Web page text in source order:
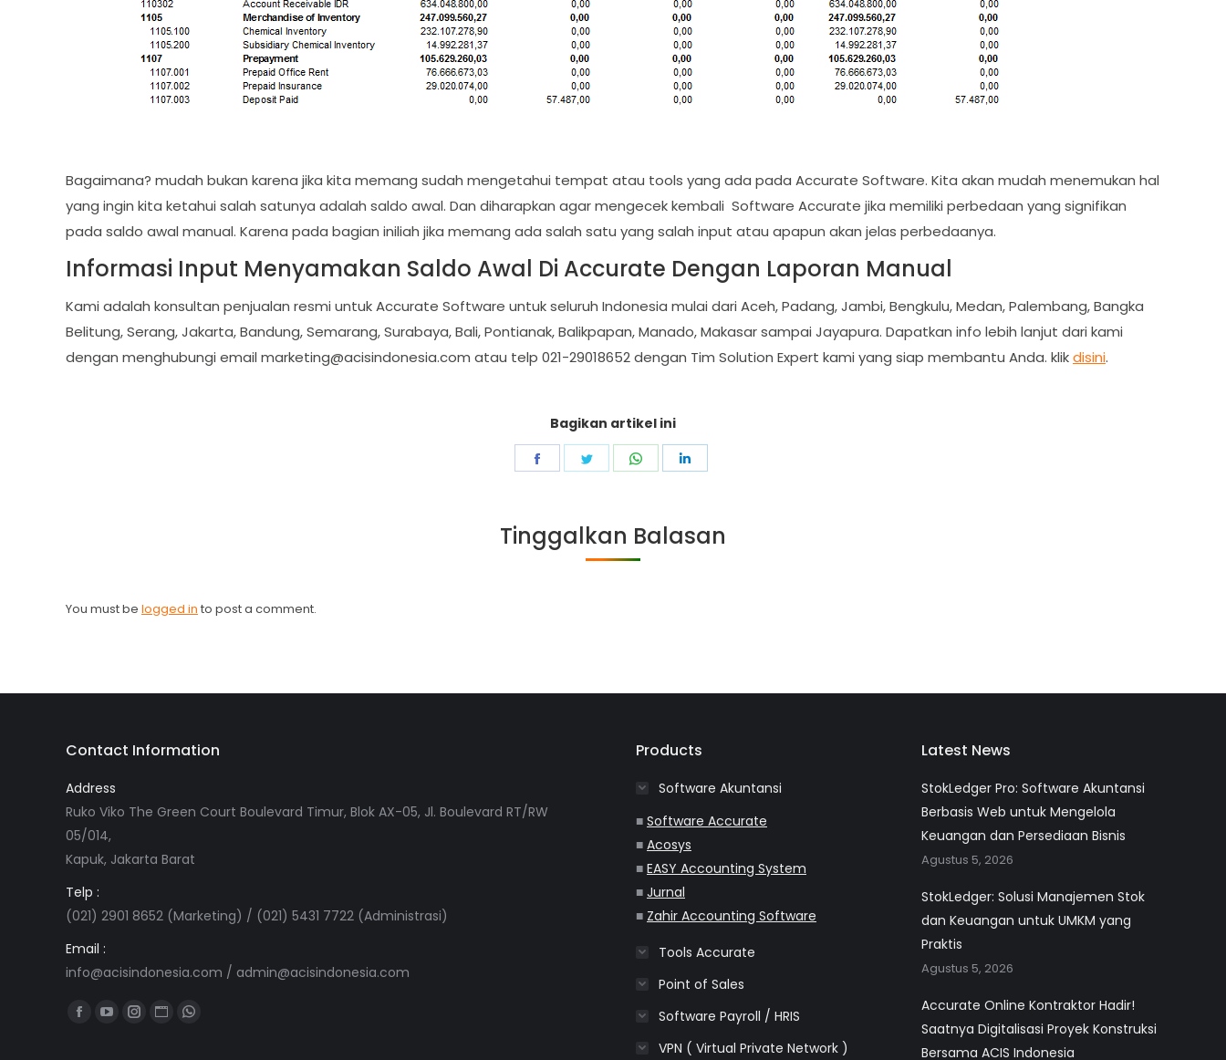
Bagaimana? mudah bukan karena jika kita memang sudah mengetahui tempat atau tools yang ada pada Accurate Software. Kita akan mudah menemukan hal
yang ingin kita ketahui salah satunya adalah saldo awal. Dan diharapkan agar mengecek kembali Software Accurate jika memiliki perbedaan yang signifikan
pada saldo awal manual. Karena pada bagian iniliah jika memang ada salah satu yang salah input atau apapun akan jelas perbedaanya.
Informasi Input Menyamakan Saldo Awal Di Accurate Dengan Laporan Manual
Kami adalah konsultan penjualan resmi untuk Accurate Software untuk seluruh Indonesia mulai dari Aceh, Padang, Jambi, Bengkulu, Medan, Palembang, Bangka
Belitung, Serang, Jakarta, Bandung, Semarang, Surabaya, Bali, Pontianak, Balikpapan, Manado, Makasar sampai Jayapura. Dapatkan info lebih lanjut dari kami
dengan menghubungi email marketing@acisindonesia.com atau telp 021-29018652 dengan Tim Solution Expert kami yang siap membantu Anda. klikdisini.
Bagikan artikel ini
Share
Share
Share
Tinggalkan Balasan
You must be logged in to post a comment.
Contact Information
Address
Ruko Viko The Green Court Boulevard Timur, Blok AX-05, Jl. Boulevard RT/RW
05/014,
Kapuk, Jakarta Barat
Telp :
(021) 2901 8652 (Marketing) / (021) 5431 7722 (Administrasi)
Email :
info@acisindonesia.com / admin@acisindonesia.com
Find us on:
FacebookYouTube
Instagram
WebsiteWhatsapp
Products
Software Akuntansi
■ Software Accurate
■ Acosys
■ EASY Accounting System
■ Jurnal
■ Zahir Accounting Software
Tools Accurate
Point of Sales
Software Payroll / HRIS
VPN ( Virtual Private Network )
Latest News
StokLedger Pro: Software Akuntansi
Berbasis Web untuk Mengelola
Keuangan dan Persediaan Bisnis
Agustus 5, 2026
StokLedger: Solusi Manajemen Stok
dan Keuangan untuk UMKM yang
Praktis
Agustus 5, 2026
Accurate Online Kontraktor Hadir!
Saatnya Digitalisasi Proyek Konstruksi
Bersama ACIS Indonesia